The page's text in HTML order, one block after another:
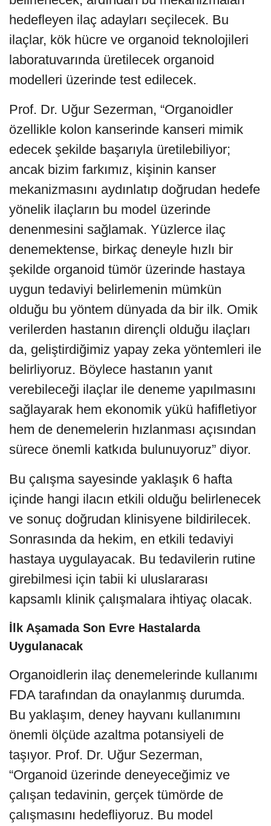
hedefleyen ilaç adayları seçilecek. Bu
ilaçlar, kök hücre ve organoid teknolojileri
laboratuvarında üretilecek organoid
modelleri üzerinde test edilecek.
Prof. Dr. Uğur Sezerman, “Organoidler
özellikle kolon kanserinde kanseri mimik
edecek şekilde başarıyla üretilebiliyor;
ancak bizim farkımız, kişinin kanser
mekanizmasını aydınlatıp doğrudan hedefe
yönelik ilaçların bu model üzerinde
denenmesini sağlamak. Yüzlerce ilaç
denemektense, birkaç deneyle hızlı bir
şekilde organoid tümör üzerinde hastaya
uygun tedaviyi belirlemenin mümkün
olduğu bu yöntem dünyada da bir ilk. Omik
verilerden hastanın dirençli olduğu ilaçları
da, geliştirdiğimiz yapay zeka yöntemleri ile
belirliyoruz. Böylece hastanın yanıt
verebileceği ilaçlar ile deneme yapılmasını
sağlayarak hem ekonomik yükü hafifletiyor
hem de denemelerin hızlanması açısından
sürece önemli katkıda bulunuyoruz” diyor.
Bu çalışma sayesinde yaklaşık 6 hafta
içinde hangi ilacın etkili olduğu belirlenecek
ve sonuç doğrudan klinisyene bildirilecek.
Sonrasında da hekim, en etkili tedaviyi
hastaya uygulayacak. Bu tedavilerin rutine
girebilmesi için tabii ki uluslararası
kapsamlı klinik çalışmalara ihtiyaç olacak.
İlk Aşamada Son Evre Hastalarda
Uygulanacak
Organoidlerin ilaç denemelerinde kullanımı
FDA tarafından da onaylanmış durumda.
Bu yaklaşım, deney hayvanı kullanımını
önemli ölçüde azaltma potansiyeli de
taşıyor. Prof. Dr. Uğur Sezerman,
“Organoid üzerinde deneyeceğimiz ve
çalışan tedavinin, gerçek tümörde de
çalışmasını hedefliyoruz. Bu model